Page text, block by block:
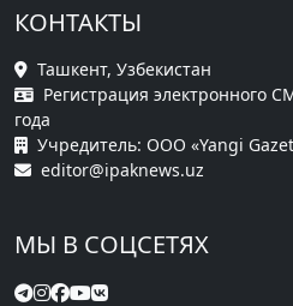
КОНТАКТЫ
Ташкент, Узбекистан
Регистрация электронного
года
Учредитель: ООО «Yangi
editor@ipaknews.uz
МЫ В СОЦСЕТЯХ